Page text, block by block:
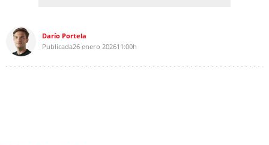
Darío Portela
Publicada26 enero 202611:00h